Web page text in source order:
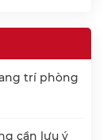
trí phòng
cần lưu ý